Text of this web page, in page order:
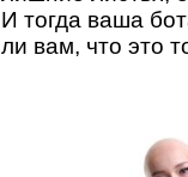
И тогда ваша
ли вам, что это